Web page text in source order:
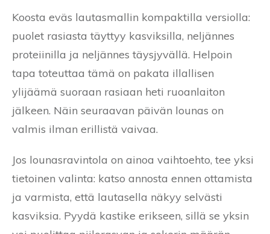
Koosta eväs lautasmallin kompaktilla versiolla:
puolet rasiasta täyttyy kasviksilla, neljännes
proteiinilla ja neljännes täysjyvällä. Helpoin
tapa toteuttaa tämä on pakata illallisen
ylijäämä suoraan rasiaan heti ruoanlaiton
jälkeen. Näin seuraavan päivän lounas on
valmis ilman erillistä vaivaa.
Jos lounasravintola on ainoa vaihtoehto, tee yksi
tietoinen valinta: katso annosta ennen ottamista
ja varmista, että lautasella näkyy selvästi
kasviksia. Pyydä kastike erikseen, sillä se yksin